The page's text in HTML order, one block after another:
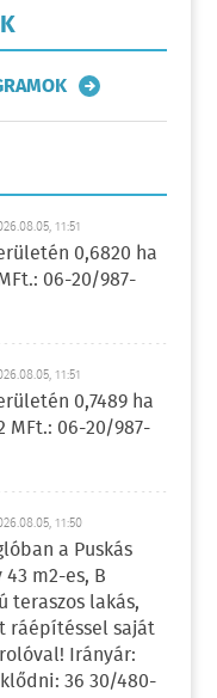
11:51
0,6820 ha
06-20/987-
11:51
0,7489 ha
MFt.: 06-20/987-
11:50
a Puskás
m2-es, B
teraszos lakás,
ráépítéssel saját
Irányár:
36 30/480-